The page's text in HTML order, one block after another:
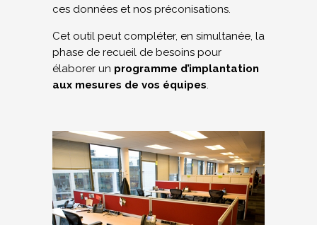
ces données et nos préconisations.
Cet outil peut compléter, en simultanée, la
phase de recueil de besoins pour
élaborer un programme d’implantation
aux mesures de vos équipes.